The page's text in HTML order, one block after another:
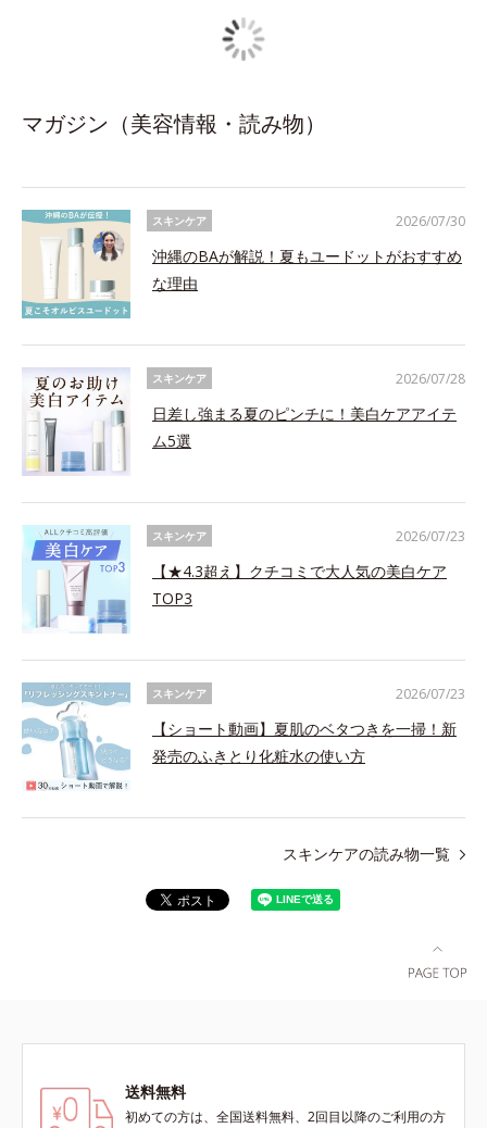
マガジン（美容情報・読み物）
スキンケア
沖縄のBAが解説！夏もユードットがおすすめ
な理由
2026/07/30
スキンケア
日差し強まる夏のピンチに！美白ケアアイテ
ム5選
2026/07/28
スキンケア
【★4.3超え】クチコミで大人気の美白ケア
TOP3
2026/07/23
スキンケア
【ショート動画】夏肌のベタつきを一掃！新
発売のふきとり化粧水の使い方
2026/07/23
スキンケアの読み物一覧
送料無料
初めての方は、全国送料無料、2回目以降のご利用の方